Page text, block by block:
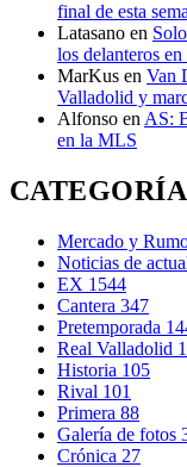
final de esta
Latasano en
los delanteros
MarKus en Van
Valladolid y
Alfonso en AS:
en la MLS
Mercado y
Noticias de
EX 1544
Cantera 347
Pretemporada
Real Valladolid
Historia 105
Rival 101
Primera 88
Galería de fotos
Crónica 27